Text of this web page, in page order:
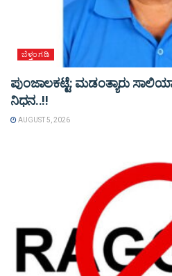
ಬೆಳ್ತಂಗಡಿ
ಪುಂಜಾಲಕಟ್ಟೆ: ಮಡಂತ್ಯಾರು
ನಿಧನ..!!
AUGUST 5, 2026